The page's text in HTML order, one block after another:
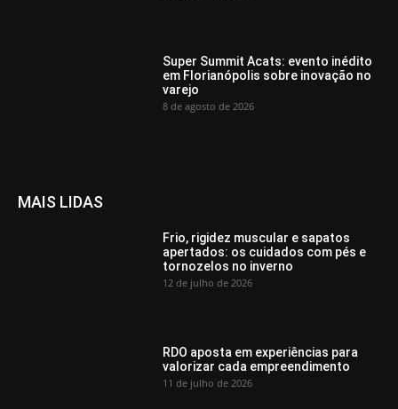
Super Summit Acats: evento inédito
em Florianópolis sobre inovação no
varejo
8 de agosto de 2026
MAIS LIDAS
Frio, rigidez muscular e sapatos
apertados: os cuidados com pés e
tornozelos no inverno
12 de julho de 2026
RDO aposta em experiências para
valorizar cada empreendimento
11 de julho de 2026